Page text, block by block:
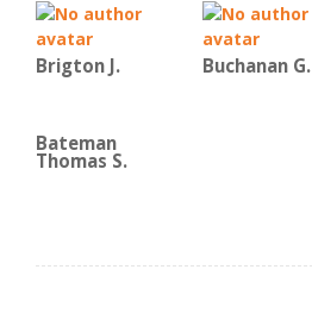
Brigton J. Buchanan G.
Bateman
Thomas S.